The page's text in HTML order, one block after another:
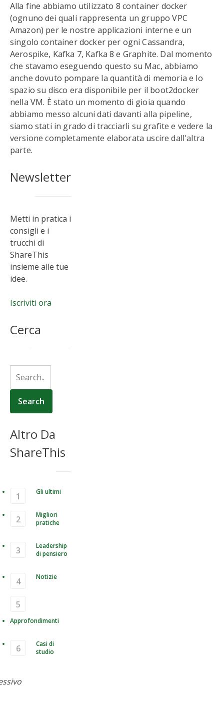
Alla fine abbiamo utilizzato 8 container docker
(ognuno dei quali rappresenta un gruppo VPC
Amazon) per le nostre applicazioni interne e un
singolo container docker per ogni Cassandra,
Aerospike, Kafka 7, Kafka 8 e Graphite. Dal momento
che stavamo eseguendo questo su Mac, abbiamo
anche dovuto pompare la quantità di memoria e lo
spazio su disco era disponibile per il boot2docker
nella VM. È stato un momento di gioia quando
abbiamo messo alcuni dati davanti alla pipeline,
siamo stati in grado di tracciarli su grafite e vedere la
versione completamente elaborata uscire dall'altra
parte.
Newsletter
Metti in pratica i
consigli e i
trucchi di
ShareThis
insieme alle tue
idee.
Iscriviti ora
Cerca
Altro Da
ShareThis
Gli ultimi
Migliori
pratiche
Leadership
di pensiero
Notizie
Approfondimenti
Casi di
studio